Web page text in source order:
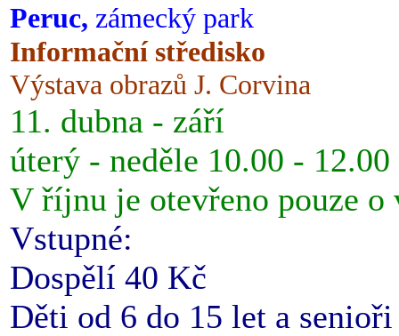
Peruc, zámecký park
Informační středisko
Výstava obrazů J. Corvina
11. dubna - září
úterý - neděle 10.00 -
V říjnu je otevřeno pouze o
Vstupné:
Dospělí 40 Kč
Děti od 6 do 15 let a